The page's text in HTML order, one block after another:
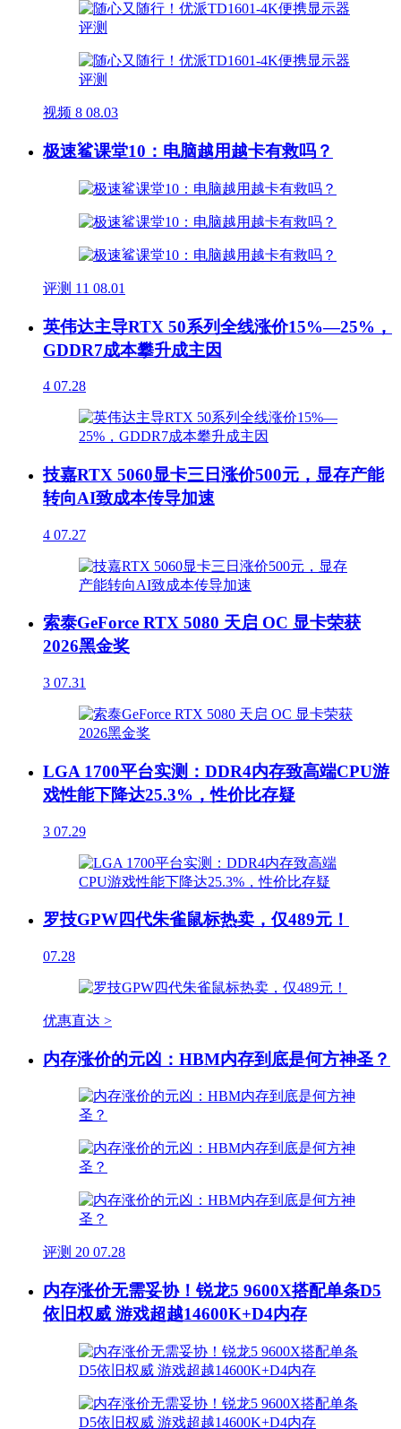
视频 8 08.03
极速鲨课堂10：电脑越用越卡有救吗？
评测 11 08.01
英伟达主导RTX 50系列全线涨价15%—25%，
GDDR7成本攀升成主因
4 07.28
技嘉RTX 5060显卡三日涨价500元，显存产能
转向AI致成本传导加速
4 07.27
索泰GeForce RTX 5080 天启 OC 显卡荣获
2026黑金奖
3 07.31
LGA 1700平台实测：DDR4内存致高端CPU游
戏性能下降达25.3%，性价比存疑
3 07.29
罗技GPW四代朱雀鼠标热卖，仅489元！
07.28
优惠直达 >
内存涨价的元凶：HBM内存到底是何方神圣？
评测 20 07.28
内存涨价无需妥协！锐龙5 9600X搭配单条D5
依旧权威 游戏超越14600K+D4内存